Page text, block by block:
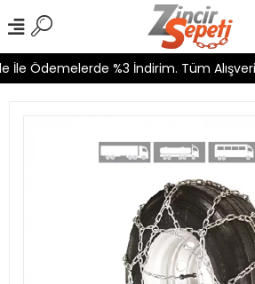
İle Ödemelerde %3 İndirim. Tüm